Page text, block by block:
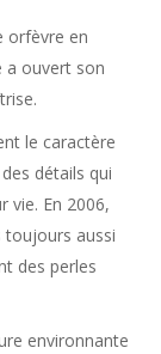
orfèvre en
a ouvert son
le caractère
détails qui
vie. En 2006,
toujours aussi
des perles
environnante